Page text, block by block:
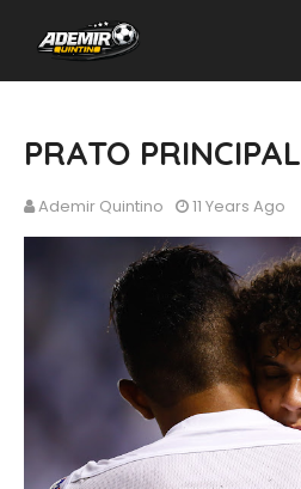
PRATO PRINCIPAL
Ademir Quintino 11 Years Ago